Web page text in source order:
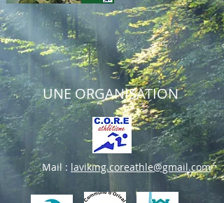
UNE ORGANISATION
Mail : laviking.coreathle@gmail.com